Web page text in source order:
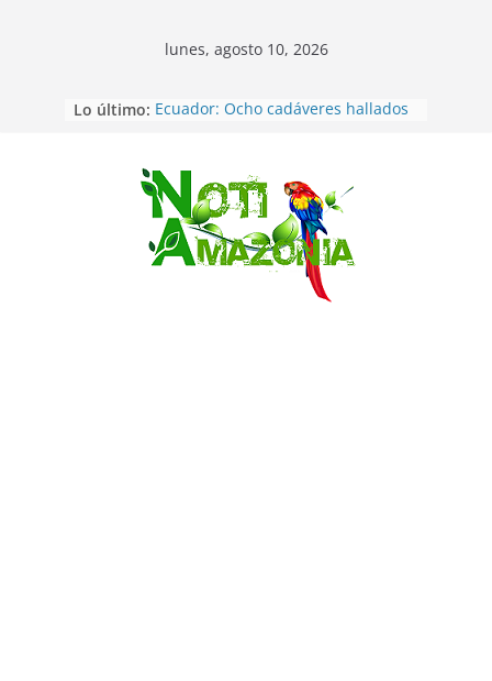
Saltar
lunes, agosto 10, 2026
Lo último: Ecuador: Ocho cadáveres hallados
atrajo a miles de personas en la
edición 2026 (video)
Pastaza: Fiscal no emite cargos
contra hombre de 50años que
mantenía relacion de «noviazgo»
con una menor de10 años en